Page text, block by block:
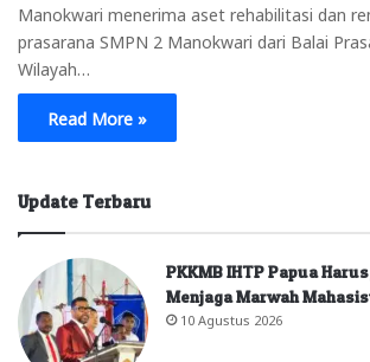
Manokwari menerima aset rehabilitasi dan
prasarana SMPN 2 Manokwari dari Balai
Wilayah…
Read More »
Update Terbaru
PKKMB IHTP Papua
Menjaga Marwah
10 Agustus 2026